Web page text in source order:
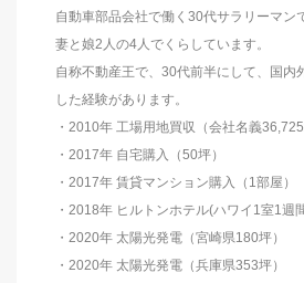
自動車部品会社で働く30代サラリーマン
妻と娘2人の4人でくらしています。
自称不動産王で、30代前半にして、国内
した経験があります。
・2010年 工場用地買収（会社名義36,725
・2017年 自宅購入（50坪）
・2017年 賃貸マンション購入（1部屋）
・2018年 ヒルトンホテル(ハワイ1室1週
・2020年 太陽光発電（宮崎県180坪）
・2020年 太陽光発電（兵庫県353坪）